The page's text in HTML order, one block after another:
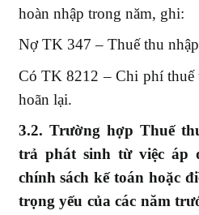
hoàn nhập trong năm, ghi:
Nợ TK 347 – Thuế thu
Có TK 8212 – Chi phí thuế
hoãn lại.
3.2. Trường hợp Thuế
trả phát sinh từ việc áp
chính sách kế toán hoặc
trọng yếu của các năm